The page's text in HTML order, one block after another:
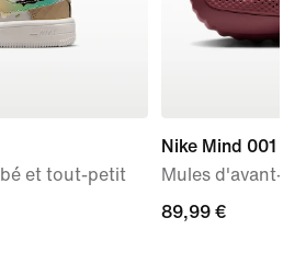
et tout-petit
Nike Mind 001
Mules d'avant-
89,99 €
89,99 €